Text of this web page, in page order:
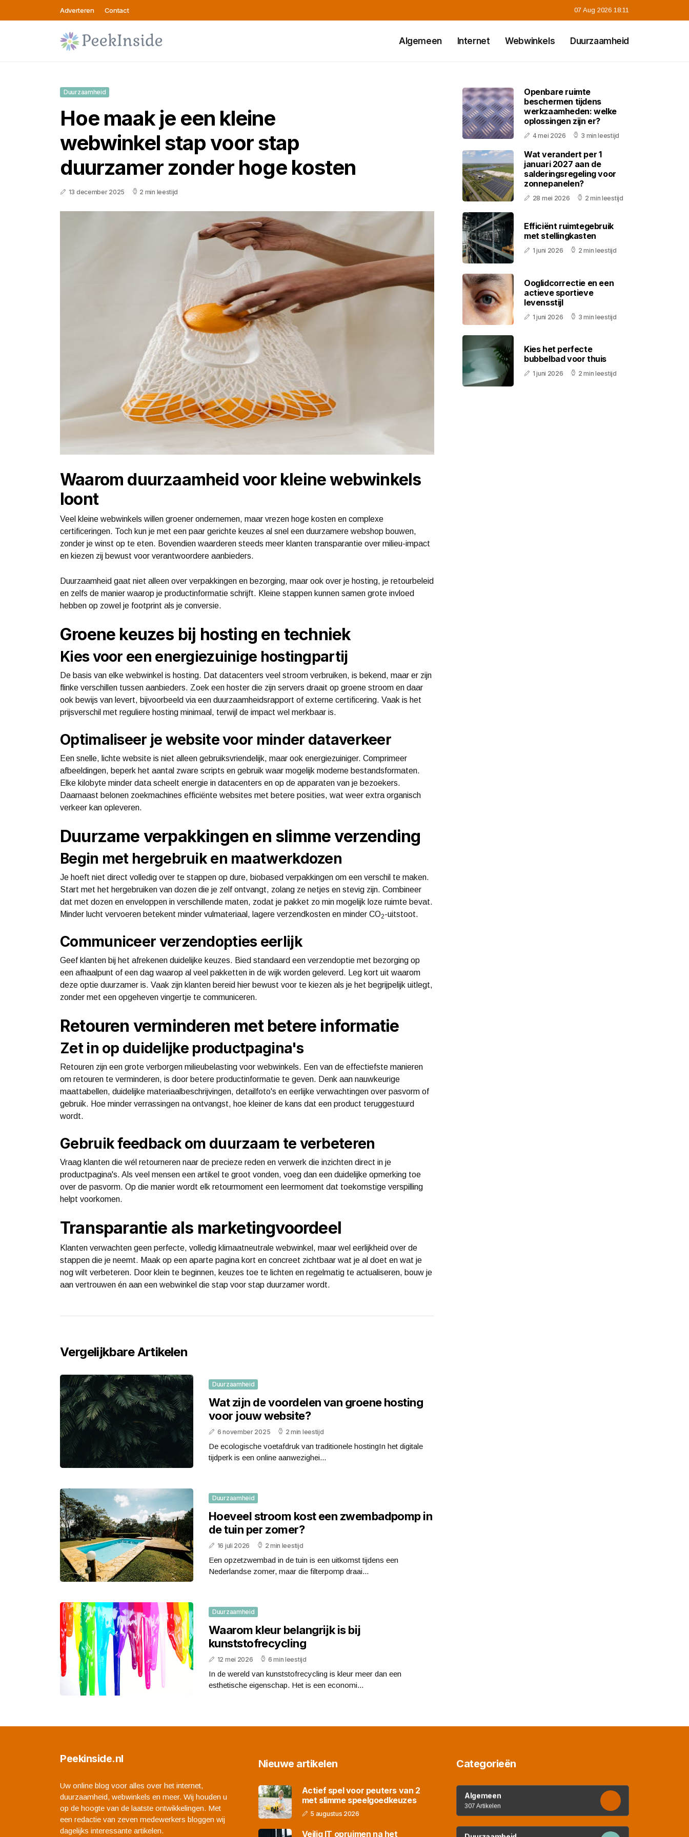
Adverteren Contact 07 Aug 2026 18:11
Algemeen Internet Webwinkels Duurzaamheid
Duurzaamheid
Hoe maak je een kleine
webwinkel stap voor stap
duurzamer zonder hoge kosten
13 december 2025 2 min leestijd
Waarom duurzaamheid voor kleine webwinkels
loont
Veel kleine webwinkels willen groener ondernemen, maar vrezen hoge kosten en complexe
certificeringen. Toch kun je met een paar gerichte keuzes al snel een duurzamere webshop bouwen,
zonder je winst op te eten. Bovendien waarderen steeds meer klanten transparantie over milieu-impact
en kiezen zij bewust voor verantwoordere aanbieders.
Duurzaamheid gaat niet alleen over verpakkingen en bezorging, maar ook over je hosting, je retourbeleid
en zelfs de manier waarop je productinformatie schrijft. Kleine stappen kunnen samen grote invloed
hebben op zowel je footprint als je conversie.
Groene keuzes bij hosting en techniek
Kies voor een energiezuinige hostingpartij
De basis van elke webwinkel is hosting. Dat datacenters veel stroom verbruiken, is bekend, maar er zijn
flinke verschillen tussen aanbieders. Zoek een hoster die zijn servers draait op groene stroom en daar
ook bewijs van levert, bijvoorbeeld via een duurzaamheidsrapport of externe certificering. Vaak is het
prijsverschil met reguliere hosting minimaal, terwijl de impact wel merkbaar is.
Optimaliseer je website voor minder dataverkeer
Een snelle, lichte website is niet alleen gebruiksvriendelijk, maar ook energiezuiniger. Comprimeer
afbeeldingen, beperk het aantal zware scripts en gebruik waar mogelijk moderne bestandsformaten.
Elke kilobyte minder data scheelt energie in datacenters en op de apparaten van je bezoekers.
Daarnaast belonen zoekmachines efficiënte websites met betere posities, wat weer extra organisch
verkeer kan opleveren.
Duurzame verpakkingen en slimme verzending
Begin met hergebruik en maatwerkdozen
Je hoeft niet direct volledig over te stappen op dure, biobased verpakkingen om een verschil te maken.
Start met het hergebruiken van dozen die je zelf ontvangt, zolang ze netjes en stevig zijn. Combineer
dat met dozen en enveloppen in verschillende maten, zodat je pakket zo min mogelijk loze ruimte bevat.
Minder lucht vervoeren betekent minder vulmateriaal, lagere verzendkosten en minder CO2-uitstoot.
Communiceer verzendopties eerlijk
Geef klanten bij het afrekenen duidelijke keuzes. Bied standaard een verzendoptie met bezorging op
een afhaalpunt of een dag waarop al veel pakketten in de wijk worden geleverd. Leg kort uit waarom
deze optie duurzamer is. Vaak zijn klanten bereid hier bewust voor te kiezen als je het begrijpelijk uitlegt,
zonder met een opgeheven vingertje te communiceren.
Retouren verminderen met betere informatie
Zet in op duidelijke productpagina's
Retouren zijn een grote verborgen milieubelasting voor webwinkels. Een van de effectiefste manieren
om retouren te verminderen, is door betere productinformatie te geven. Denk aan nauwkeurige
maattabellen, duidelijke materiaalbeschrijvingen, detailfoto's en eerlijke verwachtingen over pasvorm of
gebruik. Hoe minder verrassingen na ontvangst, hoe kleiner de kans dat een product teruggestuurd
wordt.
Gebruik feedback om duurzaam te verbeteren
Vraag klanten die wél retourneren naar de precieze reden en verwerk die inzichten direct in je
productpagina's. Als veel mensen een artikel te groot vonden, voeg dan een duidelijke opmerking toe
over de pasvorm. Op die manier wordt elk retourmoment een leermoment dat toekomstige verspilling
helpt voorkomen.
Transparantie als marketingvoordeel
Klanten verwachten geen perfecte, volledig klimaatneutrale webwinkel, maar wel eerlijkheid over de
stappen die je neemt. Maak op een aparte pagina kort en concreet zichtbaar wat je al doet en wat je
nog wilt verbeteren. Door klein te beginnen, keuzes toe te lichten en regelmatig te actualiseren, bouw je
aan vertrouwen én aan een webwinkel die stap voor stap duurzamer wordt.
Vergelijkbare Artikelen
Duurzaamheid
Wat zijn de voordelen van groene hosting
voor jouw website?
6 november 2025 2 min leestijd
De ecologische voetafdruk van traditionele hostingIn het digitale
tijdperk is een online aanwezighei...
Duurzaamheid
Hoeveel stroom kost een zwembadpomp in
de tuin per zomer?
16 juli 2026 2 min leestijd
Een opzetzwembad in de tuin is een uitkomst tijdens een
Nederlandse zomer, maar die filterpomp draai...
Duurzaamheid
Waarom kleur belangrijk is bij
kunststofrecycling
12 mei 2026 6 min leestijd
In de wereld van kunststofrecycling is kleur meer dan een
esthetische eigenschap. Het is een economi...
Openbare ruimte
beschermen tijdens
werkzaamheden: welke
oplossingen zijn er?
4 mei 2026 3 min leestijd
Wat verandert per 1
januari 2027 aan de
salderingsregeling voor
zonnepanelen?
28 mei 2026 2 min leestijd
Efficiënt ruimtegebruik
met stellingkasten
1 juni 2026 2 min leestijd
Ooglidcorrectie en een
actieve sportieve
levensstijl
1 juni 2026 3 min leestijd
Kies het perfecte
bubbelbad voor thuis
1 juni 2026 2 min leestijd
Peekinside.nl
Uw online blog voor alles over het internet,
duurzaamheid, webwinkels en meer. Wij houden u
op de hoogte van de laatste ontwikkelingen. Met
een redactie van zeven medewerkers bloggen wij
dagelijks interessante artikelen.
Nieuwe artikelen
Actief spel voor peuters van 2
met slimme speelgoedkeuzes
5 augustus 2026
Veilig IT opruimen na het
Categorieën
Algemeen
307 Artikelen